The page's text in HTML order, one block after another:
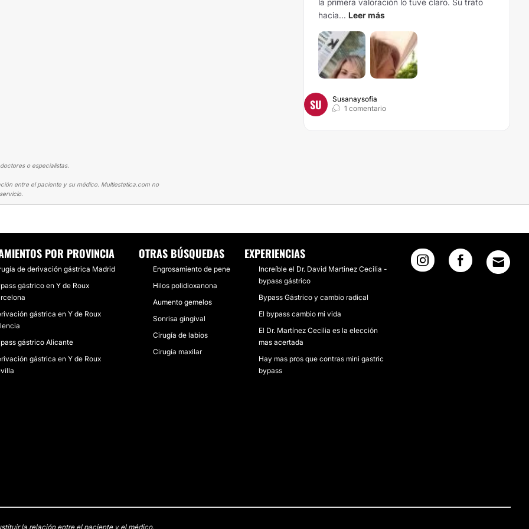
la primera valoración lo tuve claro. Su trato
hacia... Leer más
SU
Susanaysofia
1 comentario
o especialistas.
entre el paciente y su médico. Multiestetica.com no
GÁSTRICO
POR PROVINCIA
de derivación gástrica Madrid
gástrico en Y de Roux
gástrica en Y de Roux
gástrico Alicante
gástrica en Y de Roux
OTRAS BÚSQUEDAS
Engrosamiento de pene
Hilos polidioxanona
Aumento gemelos
Sonrisa gingival
Cirugía de labios
Cirugía maxilar
EXPERIENCIAS
Increíble el Dr. David Martinez Cecilia -
bypass gástrico
Bypass Gástrico y cambio radical
El bypass cambio mi vida
El Dr. Martínez Cecilia es la elección
mas acertada
Hay mas pros que contras mini gastric
bypass
la relación entre el paciente y el médico.